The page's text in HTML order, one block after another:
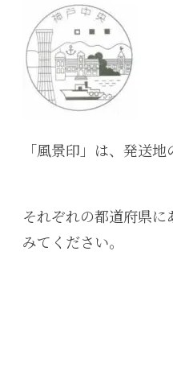
「風景印」は、 発送地
それぞれの都道府県
みてください。